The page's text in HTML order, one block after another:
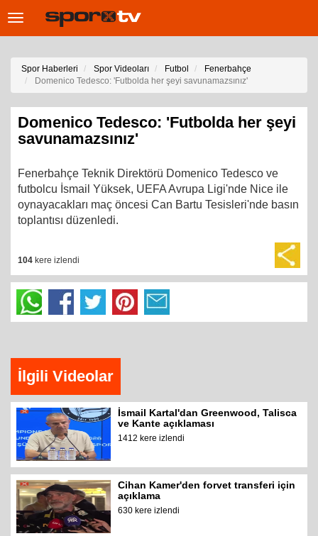
Toggle
Spor Haberleri Spor Videoları Futbol
Fenerbahçe
Domenico Tedesco: 'Futbolda her şeyi savunamazsınız'
Domenico Tedesco: 'Futbolda her şeyi
savunamazsınız'
Fenerbahçe Teknik Direktörü Domenico Tedesco ve
futbolcu İsmail Yüksek, UEFA Avrupa Ligi'nde Nice ile
oynayacakları maç öncesi Can Bartu Tesisleri'nde basın
toplantısı düzenledi.
104 kere izlendi
İlgili Videolar
İsmail Kartal'dan Greenwood, Talisca
ve Kante açıklaması
1412 kere izlendi
Cihan Kamer'den forvet transferi için
açıklama
630 kere izlendi